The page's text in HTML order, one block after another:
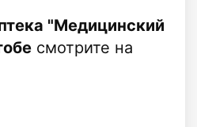
"Медицинский
смотрите на